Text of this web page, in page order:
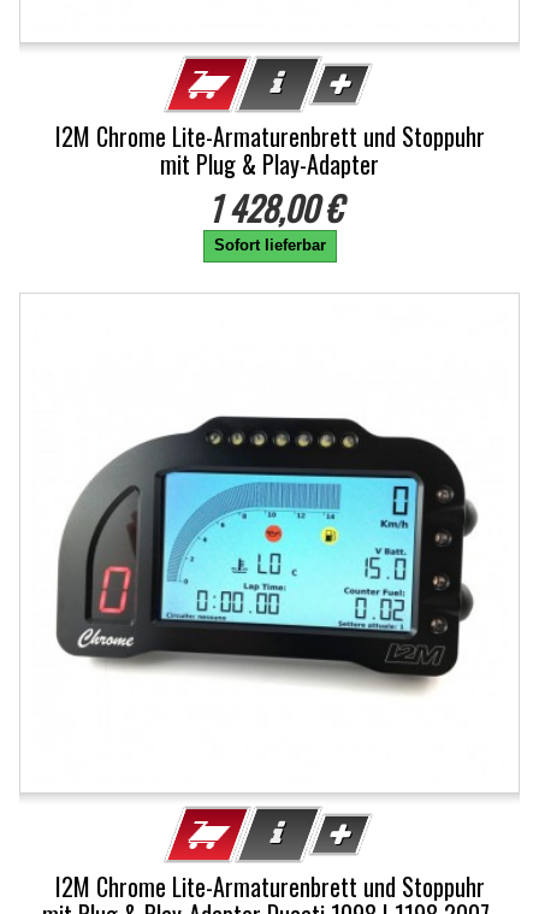
I2M Chrome Lite-Armaturenbrett und Stoppuhr
mit Plug & Play-Adapter
1 428,00 €
Sofort lieferbar
I2M Chrome Lite-Armaturenbrett und Stoppuhr